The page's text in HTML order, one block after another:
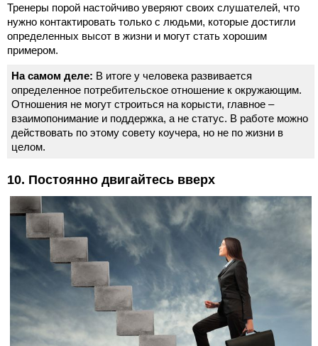
Тренеры порой настойчиво уверяют своих слушателей, что
нужно контактировать только с людьми, которые достигли
определенных высот в жизни и могут стать хорошим
примером.
На самом деле: В итоге у человека развивается
определенное потребительское отношение к окружающим.
Отношения не могут строиться на корысти, главное –
взаимопонимание и поддержка, а не статус. В работе можно
действовать по этому совету коучера, но не по жизни в
целом.
10. Постоянно двигайтесь вверх